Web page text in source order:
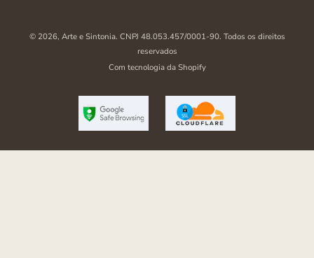
© 2026, Arte e Sintonia. CNPJ 48.053.457/0001-90. Todos os direitos
reservados
Com tecnologia da Shopify